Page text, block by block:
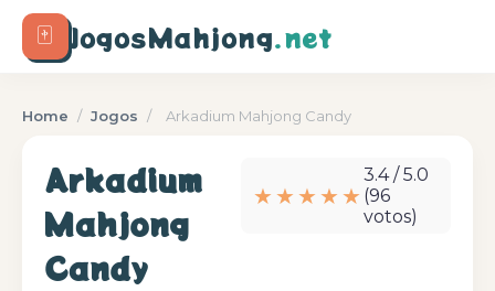
🀄 JogosMahjong.net
Home / Jogos / Arkadium Mahjong Candy
Arkadium
Mahjong
Candy
★★★★★
3.4 / 5.0
(96
votos)